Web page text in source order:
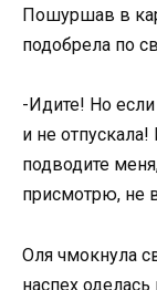
Пошуршав в
подобрела по
-Идите! Но если
и не
подводите
присмотрю, не
Оля чмокнула
наспех